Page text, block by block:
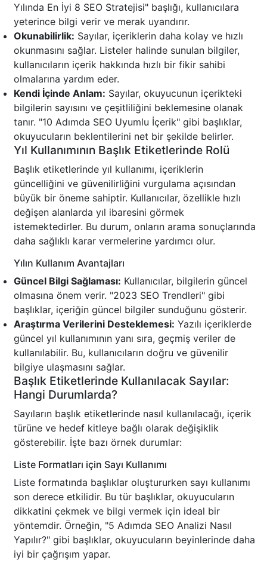
Yılında En İyi 8 SEO Stratejisi" başlığı, kullanıcılara
yeterince bilgi verir ve merak uyandırır.
Okunabilirlik: Sayılar, içeriklerin daha kolay ve hızlı
okunmasını sağlar. Listeler halinde sunulan bilgiler,
kullanıcıların içerik hakkında hızlı bir fikir sahibi
olmalarına yardım eder.
Kendi İçinde Anlam: Sayılar, okuyucunun içerikteki
bilgilerin sayısını ve çeşitliliğini beklemesine olanak
tanır. "10 Adımda SEO Uyumlu İçerik" gibi başlıklar,
okuyucuların beklentilerini net bir şekilde belirler.
Yıl Kullanımının Başlık Etiketlerinde Rolü
Başlık etiketlerinde yıl kullanımı, içeriklerin
güncelliğini ve güvenilirliğini vurgulama açısından
büyük bir öneme sahiptir. Kullanıcılar, özellikle hızlı
değişen alanlarda yıl ibaresini görmek
istemektedirler. Bu durum, onların arama sonuçlarında
daha sağlıklı karar vermelerine yardımcı olur.
Yılın Kullanım Avantajları
Güncel Bilgi Sağlaması: Kullanıcılar, bilgilerin güncel
olmasına önem verir. "2023 SEO Trendleri" gibi
başlıklar, içeriğin güncel bilgiler sunduğunu gösterir.
Araştırma Verilerini Desteklemesi: Yazılı içeriklerde
güncel yıl kullanımının yanı sıra, geçmiş veriler de
kullanılabilir. Bu, kullanıcıların doğru ve güvenilir
bilgiye ulaşmasını sağlar.
Başlık Etiketlerinde Kullanılacak Sayılar:
Hangi Durumlarda?
Sayıların başlık etiketlerinde nasıl kullanılacağı, içerik
türüne ve hedef kitleye bağlı olarak değişiklik
gösterebilir. İşte bazı örnek durumlar:
Liste Formatları için Sayı Kullanımı
Liste formatında başlıklar oluştururken sayı kullanımı
son derece etkilidir. Bu tür başlıklar, okuyucuların
dikkatini çekmek ve bilgi vermek için ideal bir
yöntemdir. Örneğin, "5 Adımda SEO Analizi Nasıl
Yapılır?" gibi başlıklar, okuyucuların beyinlerinde daha
iyi bir çağrışım yapar.